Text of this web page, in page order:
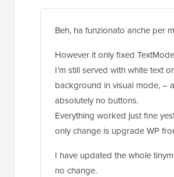
Beh, ha funzionato anche per
However it only fixed
I’m still served with white text
background in visual mode, –
absolutely no buttons.
Everything worked just fine
only change is upgrade WP
I have updated the whole
no change.